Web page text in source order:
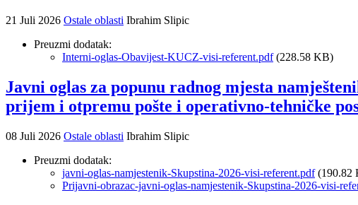
21 Juli 2026 Ostale oblasti Ibrahim Slipic
Preuzmi dodatak:
Interni-oglas-Obavijest-KUCZ-visi-referent.pdf(228.58 KB)
Javni oglas za popunu radnog mjesta
prijem i otpremu pošte i operativno-tehničke
08 Juli 2026 Ostale oblasti Ibrahim Slipic
Preuzmi dodatak:
javni-oglas-namjestenik-Skupstina-2026-visi-referent.pdf(190.82
Prijavni-obrazac-javni-oglas-namjestenik-Skupstina-2026-visi-